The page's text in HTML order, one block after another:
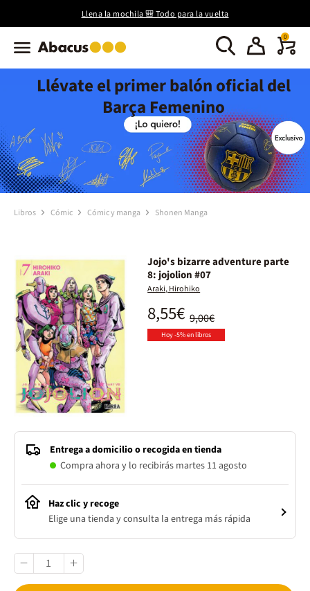
Llena la mochila 🎒 Todo para la vuelta
0
Llévate el primer balón oficial del
Barça Femenino
Libros Cómic Cómic y manga Shonen Manga
Jojo's bizarre adventure parte
8: jojolion #07
Araki, Hirohiko
9,00€
8,55€
Hoy -5% en libros
Entrega a domicilio o recogida en tienda
Compra ahora y lo recibirás martes 11 agosto
Haz clic y recoge
Elige una tienda y consulta la entrega más rápida